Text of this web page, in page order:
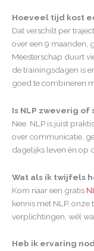
Hoeveel tijd kost
Dat verschilt per
over een 9 maanden,
Meesterschap duurt
de trainingsdagen is
goed te combineren
Is NLP zweverig
Nee. NLP is juist
over communicatie,
dagelijks leven én op
Wat als ik twijfels
Kom naar een gratis
kennis met NLP, onze
verplichtingen, wél
Heb ik ervaring